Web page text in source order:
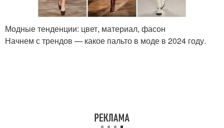
Модные тенденции: цвет, материал, фасон
Начнем с трендов — какое пальто в моде в 2024 году.